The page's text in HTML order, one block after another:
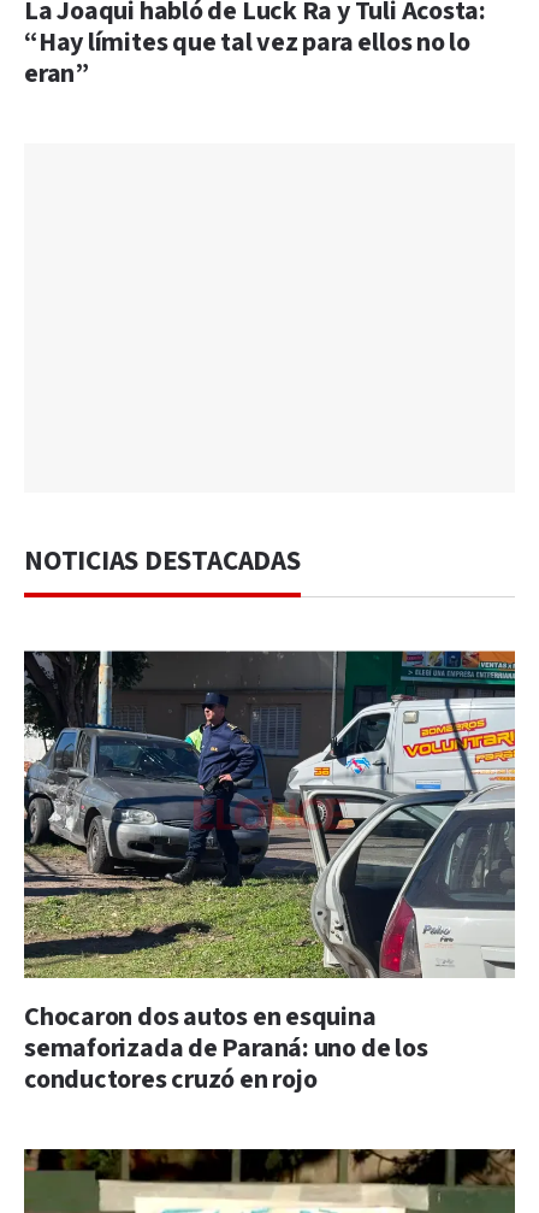
La Joaqui habló de Luck Ra y Tuli Acosta:
“Hay límites que tal vez para ellos no lo
eran”
NOTICIAS DESTACADAS
Chocaron dos autos en esquina
semaforizada de Paraná: uno de los
conductores cruzó en rojo